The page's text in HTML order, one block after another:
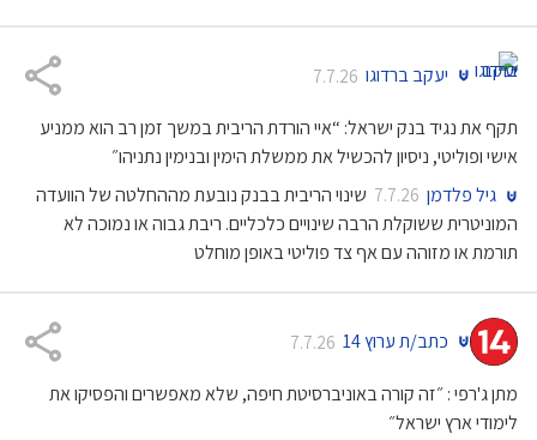
יעקב ברדוגו 7.7.26
תקף את נגיד בנק ישראל: “איי הורדת הריבית במשך זמן רב הוא ממניע
אישי ופוליטי, ניסיון להכשיל את ממשלת הימין ובנימין נתניהו״
גיל פלדמן 7.7.26 שינוי הריבית בבנק נובעת מההחלטה של הוועדה
המוניטרית ששוקלת הרבה שינויים כלכליים. ריבת גבוה או נמוכה לא
תורמת או מזוהה עם אף צד פוליטי באופן מוחלט
כתב/ת ערוץ 14 7.7.26
מתן ג'רפי : ״זה קורה באוניברסיטת חיפה, שלא מאפשרים והפסיקו את
לימודי ארץ ישראל״